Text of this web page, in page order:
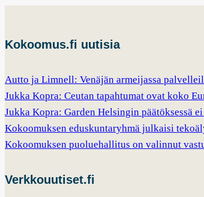
Kokoomus.fi uutisia
Autto ja Limnell: Venäjän armeijassa
Jukka Kopra: Ceutan tapahtumat ovat koko
Jukka Kopra: Garden Helsingin päätöksessä
Kokoomuksen eduskuntaryhmä julkaisi
Kokoomuksen puoluehallitus on valinnut
Verkkouutiset.fi